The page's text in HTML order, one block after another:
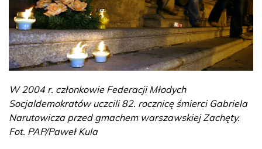
W 2004 r. członkowie Federacji Młodych
Socjaldemokratów uczcili 82. rocznicę śmierci Gabriela
Narutowicza przed gmachem warszawskiej Zachęty.
Fot. PAP/Paweł Kula